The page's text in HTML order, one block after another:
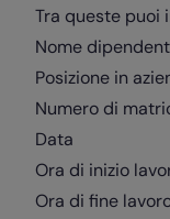
Tra queste puoi
Nome
Posizione in
Numero di
Data
Ora di inizio
Ora di fine